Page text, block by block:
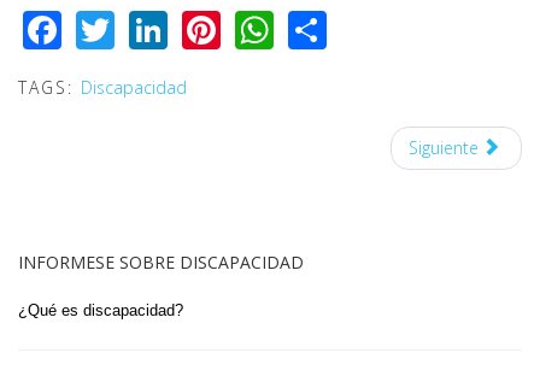
Facebook
TwitterLinkedIn
Pinterest
WhatsApp
TAGS: Discapacidad
Siguiente
INFORMESE SOBRE DISCAPACIDAD
¿Qué es discapacidad?